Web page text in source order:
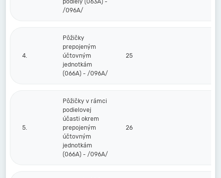
podiely (063A) -
/096A/
4.
Pôžičky
prepojeným
účtovným
jednotkám
(066A) - /096A/
25
5.
Pôžičky v rámci
podielovej
účasti okrem
prepojeným
účtovným
jednotkám
(066A) - /096A/
26